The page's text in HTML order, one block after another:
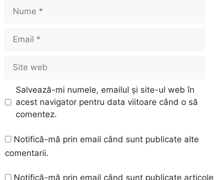
Nume
Email
Site
web
Salvează-mi numele, emailul și site-ul web în
acest navigator pentru data viitoare când o să
comentez.
Notifică-mă prin email când sunt publicate alte
comentarii.
Notifică-mă prin email când sunt publicate articole